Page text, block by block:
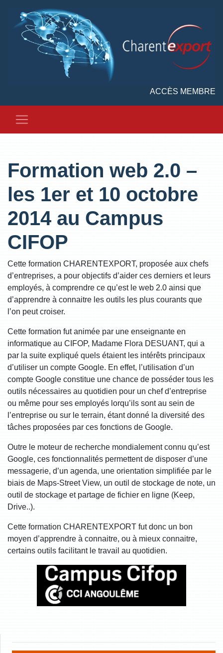
ACCÈS MEMBRE
Formation web 2.0 –
les 1er et 10 octobre
2014 au Campus
CIFOP
Cette formation CHARENTEXPORT, proposée aux chefs
d’entreprises, a pour objectifs d’aider ces derniers et leurs
employés, à comprendre ce qu’est le web 2.0 ainsi que
d’apprendre à connaitre les outils les plus courants que
l’on peut croiser.
Cette formation fut animée par une enseignante en
informatique au CIFOP, Madame Flora DESUANT, qui a
par la suite expliqué quels étaient les intérêts principaux
d’utiliser un compte Google. En effet, l’utilisation d’un
compte Google constitue une chance de posséder tous les
outils nécessaires au quotidien pour un chef d’entreprise
ou même pour ses employés lorqu’ils sont au sein de
l’entreprise ou sur le terrain, étant donné la diversité des
tâches proposées par ces fonctions de Google.
Outre le moteur de recherche mondialement connu qu’est
Google, ces fonctionnalités permettent de disposer d’une
messagerie, d’un agenda, une orientation simplifiée par le
biais de Maps-Street View, un outil de stockage de note, un
outil de stockage et partage de fichier en ligne (Keep,
Drive..).
Cette formation CHARENTEXPORT fut donc un bon
moyen d’apprendre à connaitre, ou à mieux connaitre,
certains outils facilitant le travail au quotidien.